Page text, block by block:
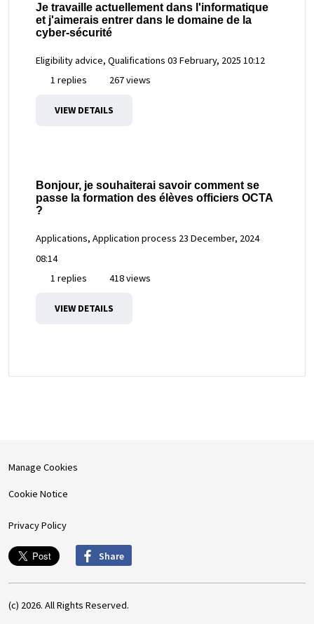
Je travaille actuellement dans l'informatique
et j'aimerais entrer dans le domaine de la
cyber-sécurité
Eligibility advice, Qualifications 03 February, 2025 10:12
1 replies
267 views
VIEW DETAILS
Bonjour, je souhaiterai savoir comment se
passe la formation des élèves officiers OCTA
?
Applications, Application process 23 December, 2024
08:14
1 replies
418 views
VIEW DETAILS
Manage Cookies
Cookie Notice
Privacy Policy
Share
(c) 2026. All Rights Reserved.